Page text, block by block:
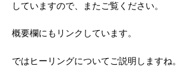
していますので、またご覧ください。
概要欄にもリンクしています。
ではヒーリングについてご説明しますね。